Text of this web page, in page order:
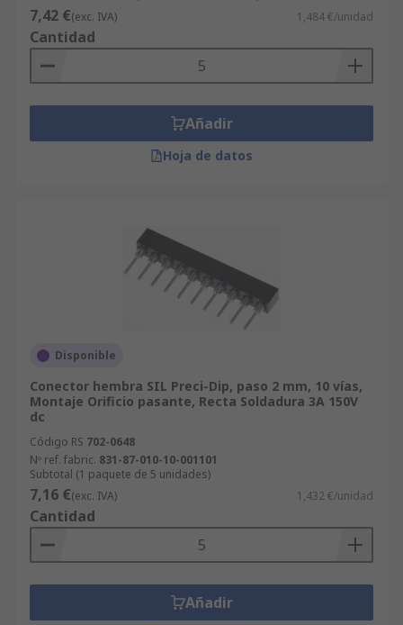
7,42 €(exc. IVA) 1,484 €/unidad
Cantidad
Añadir
Hoja de datos
Disponible
Conector hembra SIL Preci-Dip, paso 2 mm, 10 vías,
Montaje Orificio pasante, Recta Soldadura 3A 150V
dc
Código RS 702-0648
Nº ref. fabric. 831-87-010-10-001101
Subtotal (1 paquete de 5 unidades)
7,16 €(exc. IVA) 1,432 €/unidad
Cantidad
Añadir